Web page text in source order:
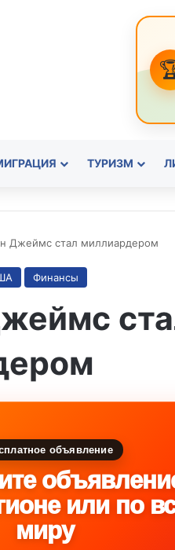
ТУРИЗМ
Джеймс стал миллиардером
Финансы
объявление
или по
миру